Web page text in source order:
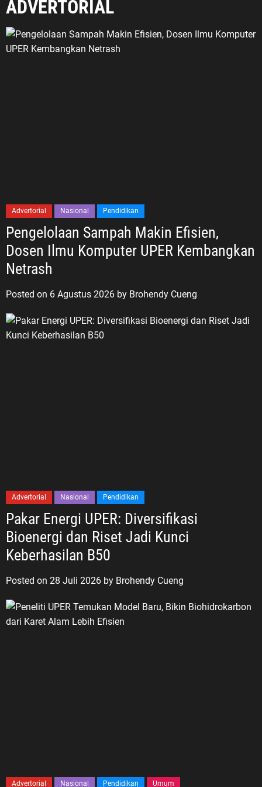
ADVERTORIAL
Advertorial Nasional Pendidikan
Pengelolaan Sampah Makin Efisien,
Dosen Ilmu Komputer UPER Kembangkan
Netrash
Posted on 6 Agustus 2026 by Brohendy Cueng
Advertorial Nasional Pendidikan
Pakar Energi UPER: Diversifikasi
Bioenergi dan Riset Jadi Kunci
Keberhasilan B50
Posted on 28 Juli 2026 by Brohendy Cueng
Advertorial Nasional Pendidikan Umum